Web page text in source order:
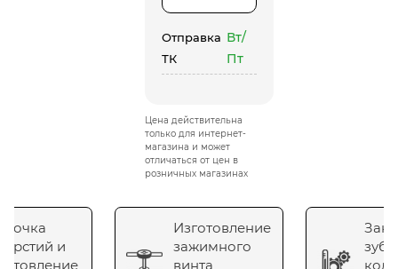
Отправка
ТК
Вт/
Пт
Цена действительна
только для интернет-
магазина и может
отличаться от цен в
розничных магазинах
и
Изготовление
зажимного
винта